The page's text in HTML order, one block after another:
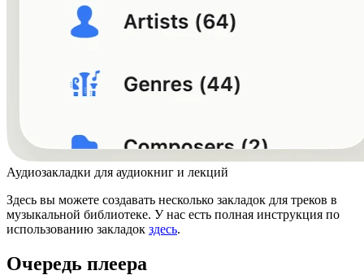
Аудиозакладки для аудиокниг и лекций
Здесь вы можете создавать несколько закладок для треков в
музыкальной библиотеке. У нас есть полная инструкция по
использованию закладок здесь.
Очередь плеера